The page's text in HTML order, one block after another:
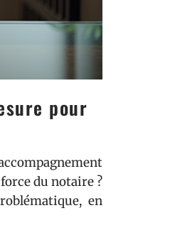
pour
du notaire ?
en